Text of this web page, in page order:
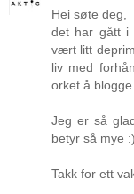
Hei søte deg,
det har gått i
vært litt
liv med
orket å blogge.
Jeg er så
betyr så mye :)
Takk for ett